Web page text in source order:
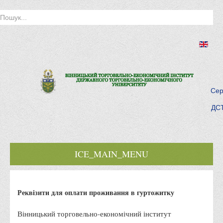
ICE_MAIN_MENU
Історія інституту
Реквізити для оплати проживання в гуртожитку
Вінницький торговельно-економічний інститут